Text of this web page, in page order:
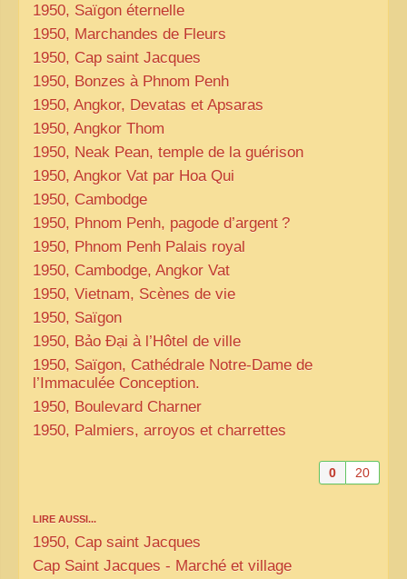
1950, Saïgon éternelle
1950, Marchandes de Fleurs
1950, Cap saint Jacques
1950, Bonzes à Phnom Penh
1950, Angkor, Devatas et Apsaras
1950, Angkor Thom
1950, Neak Pean, temple de la guérison
1950, Angkor Vat par Hoa Qui
1950, Cambodge
1950, Phnom Penh, pagode d’argent ?
1950, Phnom Penh Palais royal
1950, Cambodge, Angkor Vat
1950, Vietnam, Scènes de vie
1950, Saïgon
1950, Bảo Đại à l’Hôtel de ville
1950, Saïgon, Cathédrale Notre-Dame de
l’Immaculée Conception.
1950, Boulevard Charner
1950, Palmiers, arroyos et charrettes
0 20
LIRE AUSSI...
1950, Cap saint Jacques
Cap Saint Jacques - Marché et village